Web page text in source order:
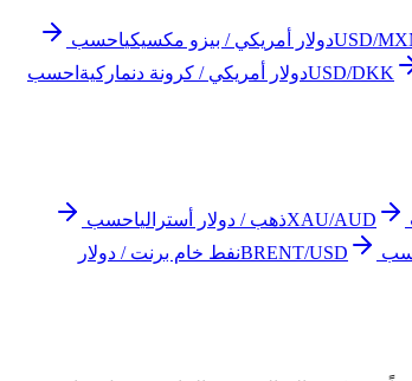
USD/دولار أمريكي / بيزو مكسيكياحسب
USD/DKKدولار أمريكي / كرونة دنماركية احسب
XAU/AUDذهب / دولار أسترالياحسب
BRENT/USDنفط خام برنت / دولار